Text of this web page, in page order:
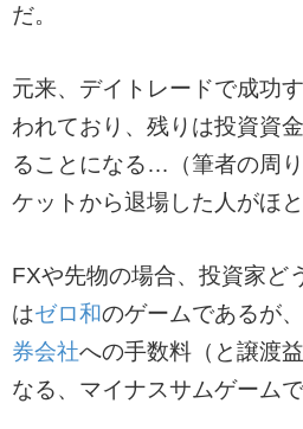
だ。
元来、デイトレードで成功
われており、残りは投資資
ることになる…（筆者の周
ケットから退場した人がほ
FXや先物の場合、投資家ど
はゼロ和のゲームであるが
券会社への手数料（と譲渡
なる、マイナスサムゲームで